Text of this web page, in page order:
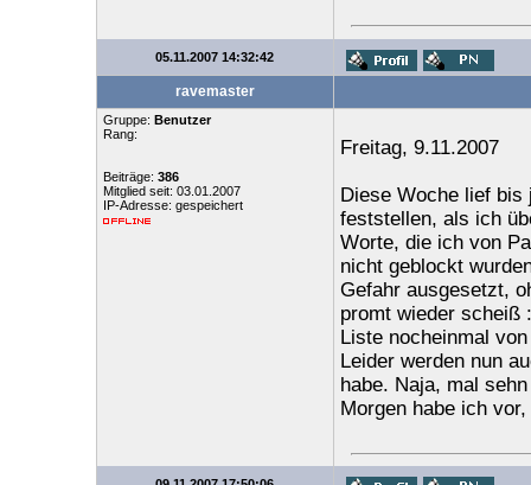
05.11.2007 14:32:42
ravemaster
Gruppe: Benutzer
Rang:
Beiträge: 386
Mitglied seit: 03.01.2007
IP-Adresse: gespeichert
Freitag, 9.11.2007
Diese Woche lief
feststellen, als ich
Worte, die ich von
nicht geblockt
Gefahr ausgesetzt,
promt wieder scheiß
Liste nocheinmal
Leider werden nun
habe. Naja, mal
Morgen habe ich